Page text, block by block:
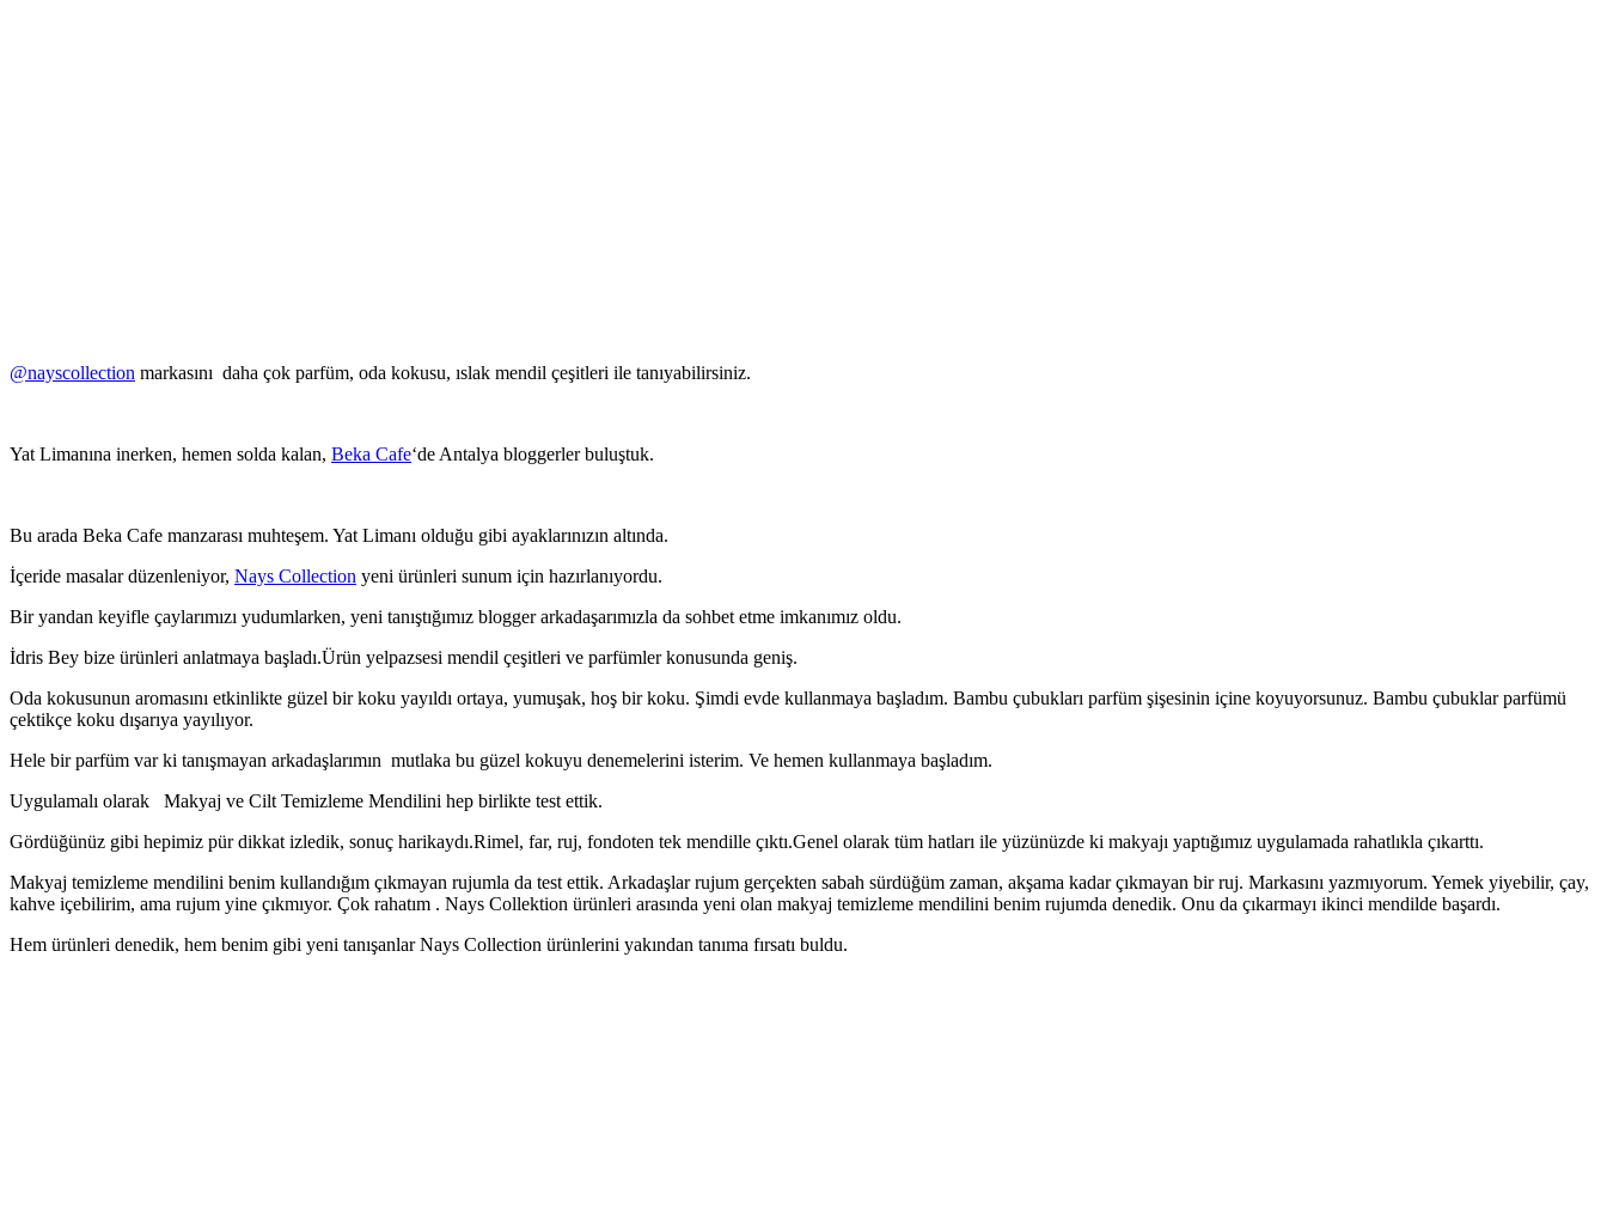
@nayscollection markasını daha çok parfüm, oda kokusu, ıslak mendil çeşitleri ile tanıyabilirsiniz.
Yat Limanına inerken, hemen solda kalan, Beka Cafe‘de Antalya bloggerler buluştuk.
Bu arada Beka Cafe manzarası muhteşem. Yat Limanı olduğu gibi ayaklarınızın altında.
İçeride masalar düzenleniyor, Nays Collection yeni ürünleri sunum için hazırlanıyordu.
Bir yandan keyifle çaylarımızı yudumlarken, yeni tanıştığımız blogger arkadaşarımızla da sohbet etme imkanımız oldu.
İdris Bey bize ürünleri anlatmaya başladı.Ürün yelpazsesi mendil çeşitleri ve parfümler konusunda geniş.
Oda kokusunun aromasını etkinlikte güzel bir koku yayıldı ortaya, yumuşak, hoş bir koku. Şimdi evde kullanmaya başladım. Bambu çubukları parfüm şişesinin içine koyuyorsunuz. Bambu çubuklar parfümü
çektikçe koku dışarıya yayılıyor.
Hele bir parfüm var ki tanışmayan arkadaşlarımın mutlaka bu güzel kokuyu denemelerini isterim. Ve hemen kullanmaya başladım.
Uygulamalı olarak Makyaj ve Cilt Temizleme Mendilini hep birlikte test ettik.
Gördüğünüz gibi hepimiz pür dikkat izledik, sonuç harikaydı.Rimel, far, ruj, fondoten tek mendille çıktı.Genel olarak tüm hatları ile yüzünüzde ki makyajı yaptığımız uygulamada rahatlıkla çıkarttı.
Makyaj temizleme mendilini benim kullandığım çıkmayan rujumla da test ettik. Arkadaşlar rujum gerçekten sabah sürdüğüm zaman, akşama kadar çıkmayan bir ruj. Markasını yazmıyorum. Yemek yiyebilir, çay,
kahve içebilirim, ama rujum yine çıkmıyor. Çok rahatım . Nays Collektion ürünleri arasında yeni olan makyaj temizleme mendilini benim rujumda denedik. Onu da çıkarmayı ikinci mendilde başardı.
Hem ürünleri denedik, hem benim gibi yeni tanışanlar Nays Collection ürünlerini yakından tanıma fırsatı buldu.